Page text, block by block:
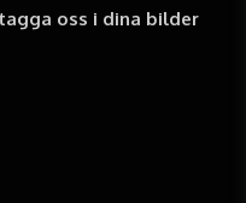
oss i dina bilder